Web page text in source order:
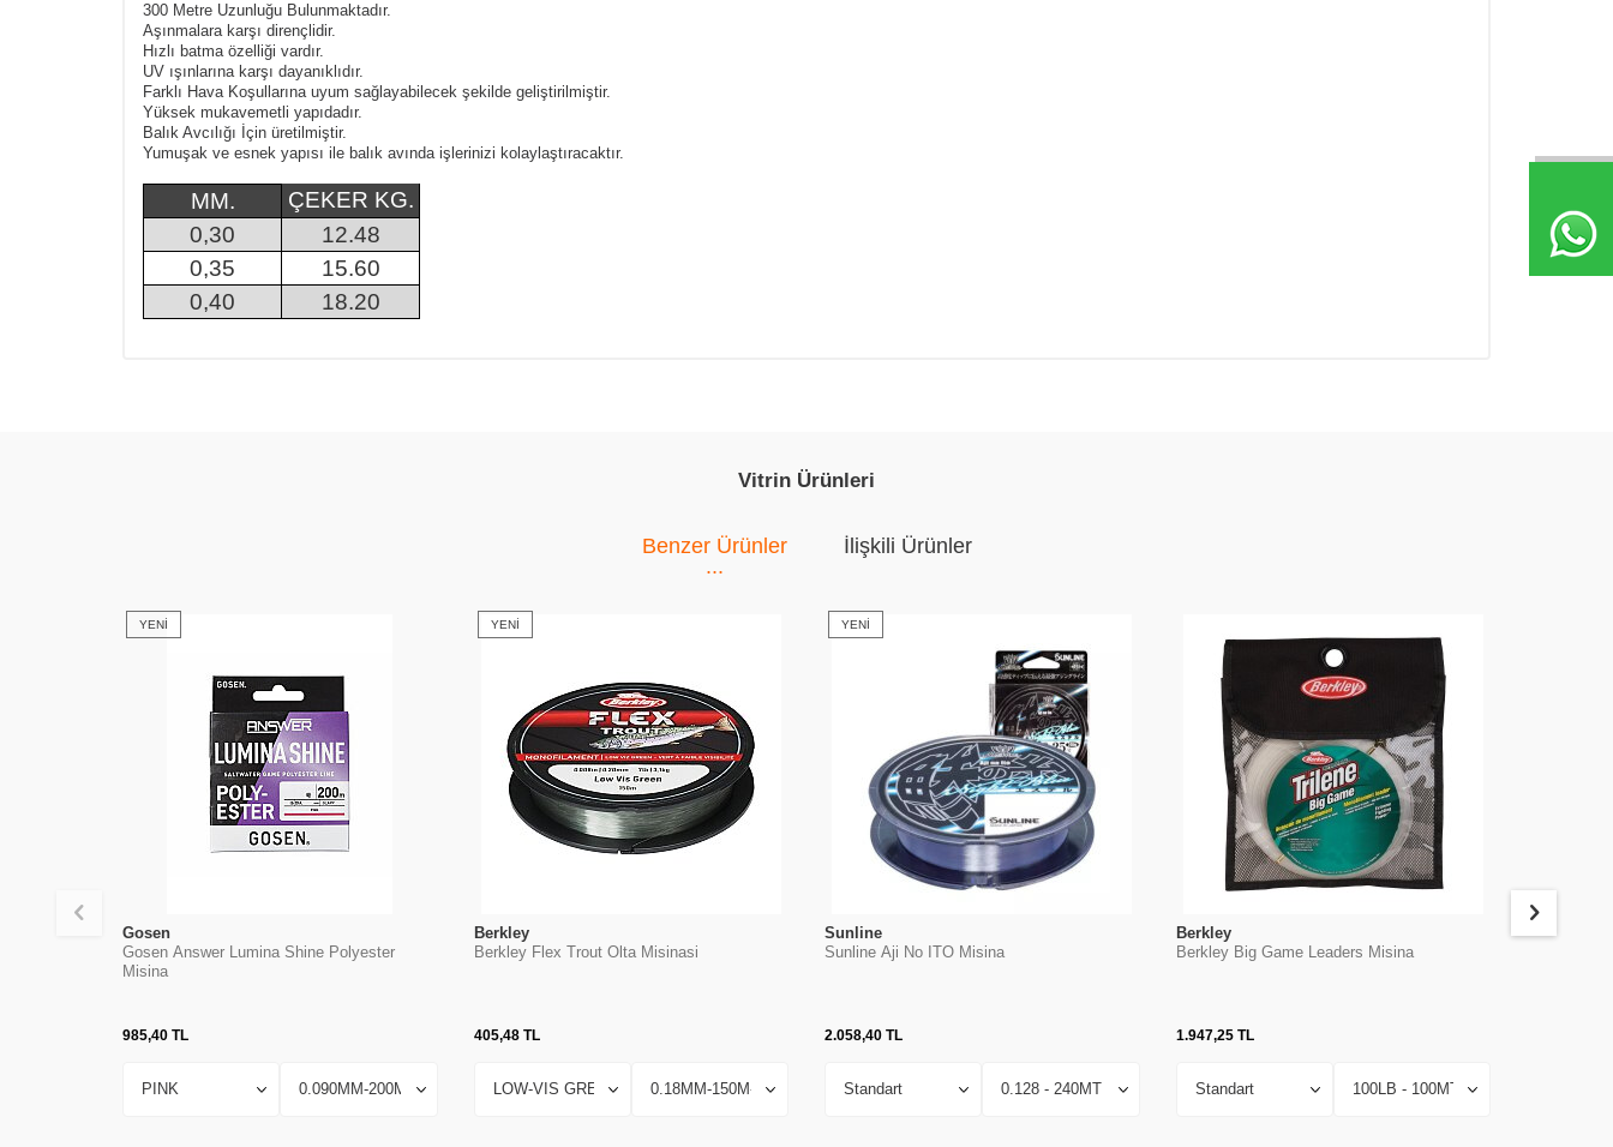
300 Metre Uzunluğu Bulunmaktadır.
Aşınmalara karşı dirençlidir.
Hızlı batma özelliği vardır.
UV ışınlarına karşı dayanıklıdır.
Farklı Hava Koşullarına uyum sağlayabilecek şekilde geliştirilmiştir.
Yüksek mukavemetli yapıdadır.
Balık Avcılığı İçin üretilmiştir.
Yumuşak ve esnek yapısı ile balık avında işlerinizi kolaylaştıracaktır.
MM.
ÇEKER KG.
0,30
12.48
0,35
15.60
0,40
18.20
Vitrin Ürünleri
Benzer Ürünler İlişkili Ürünler
YENI
Gosen
Gosen Answer Lumina Shine Polyester
Misina
985,40 TL
YENI
Berkley
Berkley Flex Trout Olta Misinasi
405,48TL
YENI
Sunline
Sunline Aji No ITO Misina
2.058,40 TL
Berkley
Berkley Big Game Leaders Misina
1.947,25TL
Sufix